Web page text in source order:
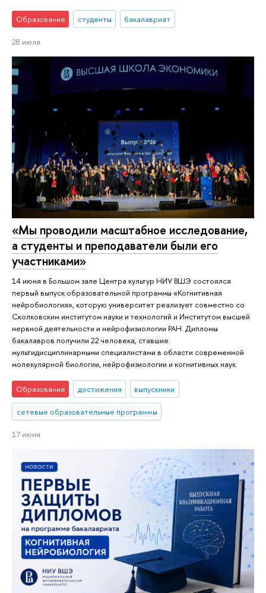
Образование студенты бакалавриат
28 июля
«Мы проводили масштабное исследование,
а студенты и преподаватели были его
участниками»
14 июня в Большом зале Центра культур НИУ ВШЭ состоялся
первый выпуск образовательной программы «Когнитивная
нейробиология», которую университет реализует совместно со
Сколковским институтом науки и технологий и Институтом высшей
нервной деятельности и нейрофизиологии РАН. Дипломы
бакалавров получили 22 человека, ставшие
мультидисциплинарными специалистами в области современной
молекулярной биологии, нейрофизиологии и когнитивных наук.
Образование достижения выпускники
сетевые образовательные программы
17 июня